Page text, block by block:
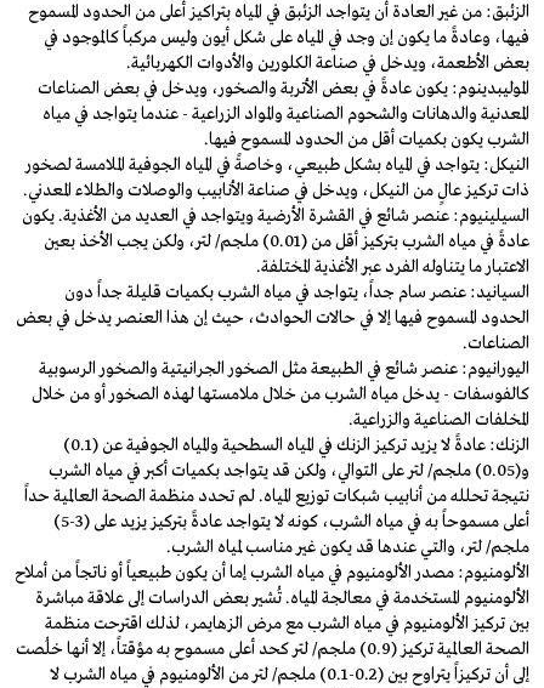
الزئبق: من غير العادة أن يتواجد الزئبق في المياه بتراكيز أعلى من الحدود المسموح
فيها، وعادةً ما يكون إن وجد في المياه على شكل أيون وليس مركباً كالموجود في
بعض الأطعمة، ويدخل في صناعة الكلورين والأدوات الكهربائية.
الموليبدينوم: يكون عادةً في بعض الأتربة والصخور، ويدخل في بعض الصناعات
المعدنية والدهانات والشحوم الصناعية والمواد الزراعية - عندما يتواجد في مياه
الشرب يكون بكميات أقل من الحدود المسموح فيها.
النيكل: يتواجد في المياه بشكل طبيعي، وخاصةً في المياه الجوفية الملامسة لصخور
ذات تركيز عالٍ من النيكل، ويدخل في صناعة الأنابيب والوصلات والطلاء المعدني.
السيلينيوم: عنصر شائع في القشرة الأرضية ويتواجد في العديد من الأغذية. يكون
عادةً في مياه الشرب بتركيز أقل من (0.01) ملجم/ لتر، ولكن يجب الأخذ بعين
الاعتبار ما يتناوله الفرد عبر الأغذية المختلفة.
السيانيد: عنصر سام جداً، يتواجد في مياه الشرب بكميات قليلة جداً دون
الحدود المسموح فيها إلا في حالات الحوادث، حيث إن هذا العنصر يدخل في بعض
الصناعات.
اليورانيوم: عنصر شائع في الطبيعة مثل الصخور الجرانيتية والصخور الرسوبية
كالفوسفات - يدخل مياه الشرب من خلال ملامستها لهذه الصخور أو من خلال
المخلفات الصناعية والزراعية.
الزنك: عادةً لا يزيد تركيز الزنك في المياه السطحية والمياه الجوفية عن (0.1)
و(0.05) ملجم/ لتر على التوالي، ولكن قد يتواجد بكميات أكبر في مياه الشرب
نتيجة تحلله من أنابيب شبكات توزيع المياه. لم تحدد منظمة الصحة العالمية حداً
أعلى مسموحاً به في مياه الشرب، كونه لا يتواجد عادةً بتركيز يزيد على (3-5)
ملجم/ لتر، والتي عندها قد يكون غير مناسب لمياه الشرب.
الألومنيوم: مصدر الألومنيوم في مياه الشرب إما أن يكون طبيعياً أو ناتجاً من أملاح
الألومنيوم المستخدمة في معالجة المياه. تُشير بعض الدراسات إلى علاقة مباشرة
بين تركيز الألومنيوم في مياه الشرب مع مرض الزهايمر، لذلك اقترحت منظمة
الصحة العالمية تركيز (0.9) ملجم/ لتر كحد أعلى مسموح به مؤقتاً، إلا أنها خلُصت
إلى أن تركيزاً يتراوح بين (0.2-0.1) ملجم/ لتر من الألومنيوم في مياه الشرب لا